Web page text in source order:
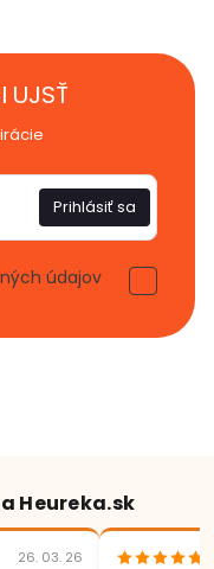
UJSŤ
Prihlásiť sa
údajov
Heureka.sk
26. 03. 26